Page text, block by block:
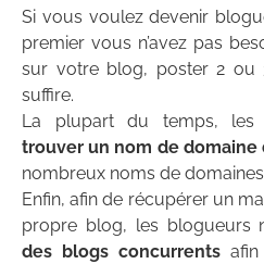
Si vous voulez devenir
premier vous n’avez pas
sur votre blog, poster 2 ou
suffire.
La plupart du temps, les
trouver un nom de domaine
nombreux noms de
Enfin, afin de récupérer un
propre blog, les blogueurs
des blogs concurrents